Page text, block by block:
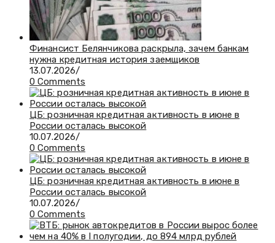
Финансист Белянчикова раскрыла, зачем банкам
нужна кредитная история заемщиков
13.07.2026/
0 Comments
ЦБ: розничная кредитная активность в июне в
России осталась высокой
10.07.2026/
0 Comments
ЦБ: розничная кредитная активность в июне в
России осталась высокой
10.07.2026/
0 Comments